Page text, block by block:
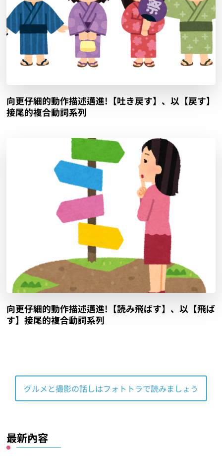
向更仔細的動作描述邁進!【吐き戻す】、以【戻す】
接尾的複合動詞系列
向更仔細的動作描述邁進!【読み飛ばす】、以【飛ば
す】接尾的複合動詞系列
グルメと撮影の話しはフォトトラで読みましょう
最新內容